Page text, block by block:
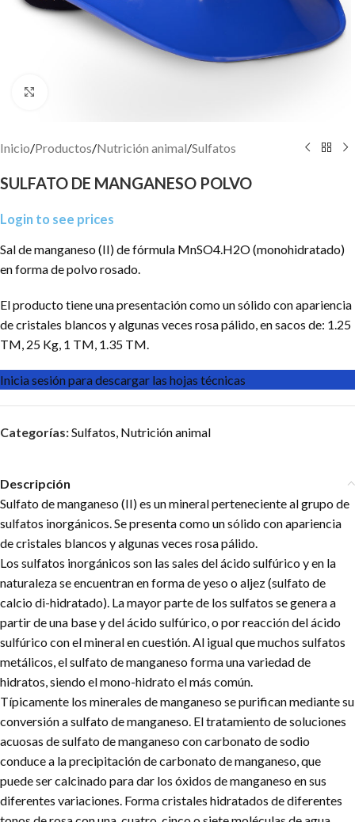
Inicio/Productos/Nutrición animal/Sulfatos
SULFATO DE MANGANESO POLVO
Login to see prices
Sal de manganeso (II) de fórmula MnSO4.H2O (monohidratado)
en forma de polvo rosado.
El producto tiene una presentación como un sólido con apariencia
de cristales blancos y algunas veces rosa pálido, en sacos de: 1.25
TM, 25 Kg, 1 TM, 1.35 TM.
Inicia sesión para descargar las hojas técnicas
Categorías:Sulfatos Nutrición animal
Descripción
Sulfato de manganeso (II) es un mineral ​perteneciente al grupo de
sulfatos inorgánicos. Se presenta como un sólido con apariencia
de cristales blancos y algunas veces rosa pálido.
Los sulfatos inorgánicos son las sales del ácido sulfúrico y en la
naturaleza se encuentran en forma de yeso o aljez (sulfato de
calcio di-hidratado). La mayor parte de los sulfatos se genera a
partir de una base y del ácido sulfúrico, o por reacción del ácido
sulfúrico con el mineral en cuestión. Al igual que muchos sulfatos
metálicos, el sulfato de manganeso forma una variedad de
hidratos, siendo el mono-hidrato el más común.
Típicamente los minerales de manganeso se purifican mediante su
conversión a sulfato de manganeso. El tratamiento de soluciones
acuosas de sulfato de manganeso con carbonato de sodio
conduce a la precipitación de carbonato de manganeso, que
puede ser calcinado para dar los óxidos de manganeso en sus
diferentes variaciones. Forma cristales hidratados de diferentes